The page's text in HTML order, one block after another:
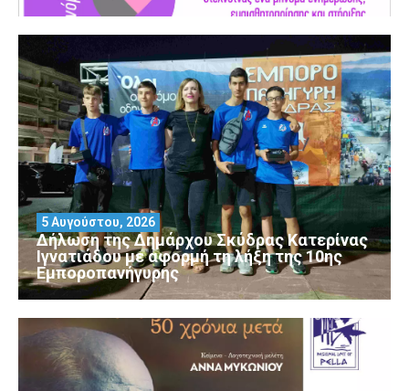
Δήλωση της Δημάρχου Σκύδρας Κατερίνας
Ιγνατιάδου με αφορμή τη λήξη της 10ης
Εμποροπανήγυρης
5 Αυγούστου, 2026